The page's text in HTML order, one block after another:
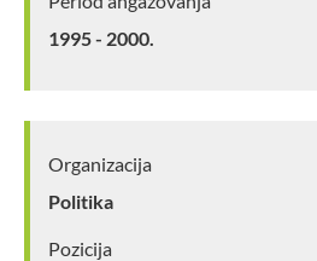
1995 - 2000.
Organizacija
Politika
Pozicija